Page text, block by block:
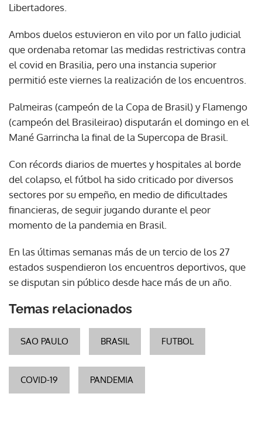
Libertadores.
Ambos duelos estuvieron en vilo por un fallo judicial
que ordenaba retomar las medidas restrictivas contra
el covid en Brasilia, pero una instancia superior
permitió este viernes la realización de los encuentros.
Palmeiras (campeón de la Copa de Brasil) y Flamengo
(campeón del Brasileirao) disputarán el domingo en el
Mané Garrincha la final de la Supercopa de Brasil.
Con récords diarios de muertes y hospitales al borde
del colapso, el fútbol ha sido criticado por diversos
sectores por su empeño, en medio de dificultades
financieras, de seguir jugando durante el peor
momento de la pandemia en Brasil.
En las últimas semanas más de un tercio de los 27
estados suspendieron los encuentros deportivos, que
se disputan sin público desde hace más de un año.
Temas relacionados
SAO PAULO BRASIL FUTBOL
COVID-19 PANDEMIA